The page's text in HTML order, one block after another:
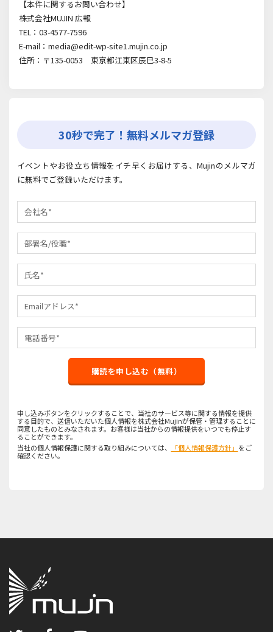
【本件に関するお問い合わせ】
株式会社MUJIN 広報
TEL：03-4577-7596
E-mail：media@edit-wp-site1.mujin.co.jp
住所：〒135-0053 東京都江東区辰巳3-8-5
30秒で完了！無料メルマガ登録
イベントやお役立ち情報をイチ早くお届けする、Mujinのメルマガ
に無料でご登録いただけます。
購読を申し込む（無料）
申し込みボタンをクリックすることで、当社のサービス等に関する情報を提供
する目的で、送信いただいた個人情報を株式会社Mujinが保管・管理することに
同意したものとみなされます。お客様は当社からの情報提供をいつでも停止す
ることができます。
当社の個人情報保護に関する取り組みについては、
「個人情報保護方針」 をご
確認ください。